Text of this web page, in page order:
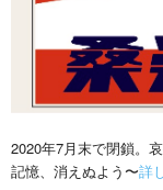
2020年7月末で閉鎖。
記憶、消えぬよう〜詳